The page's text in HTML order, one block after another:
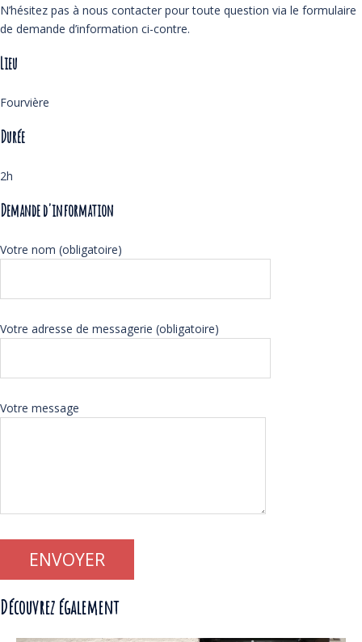
N’hésitez pas à nous contacter pour toute question via le formulaire
de demande d’information ci-contre.
Lieu
Fourvière
Durée
2h
Demande d'information
Votre nom (obligatoire)
Votre adresse de messagerie (obligatoire)
Votre message
Découvrez également